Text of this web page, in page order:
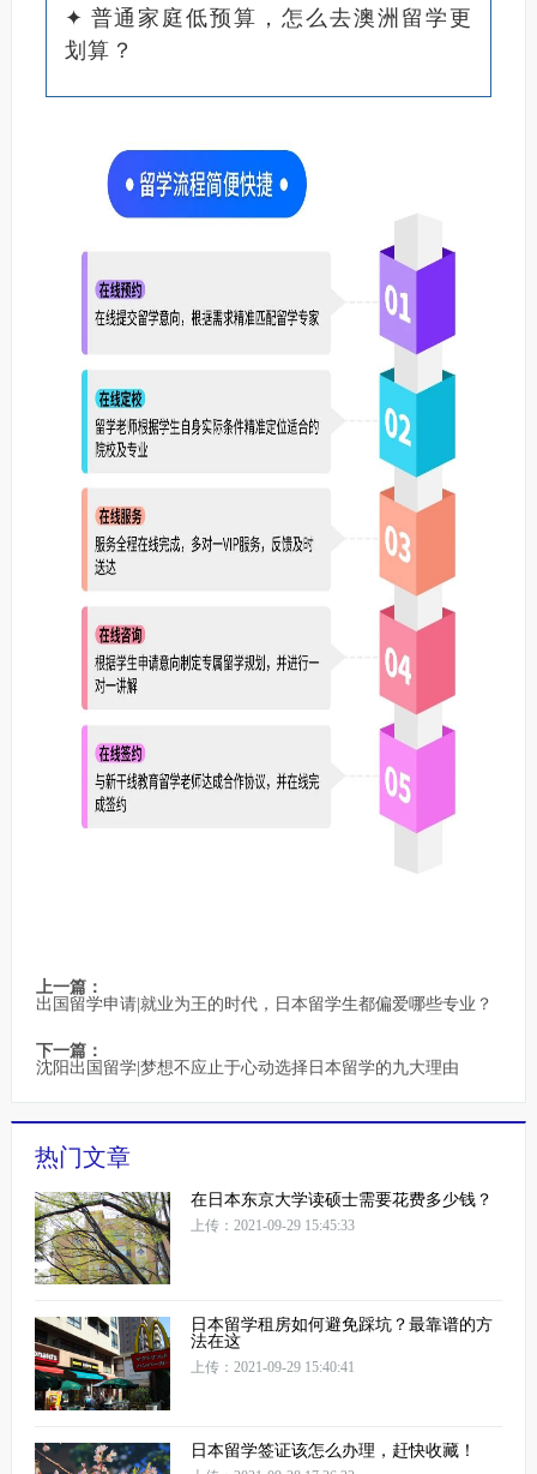
✦ 普通家庭低预算，怎么去澳洲留学更
划算？
上一篇：
出国留学申请|就业为王的时代，日本留学生都偏爱哪些专业？
下一篇：
沈阳出国留学|梦想不应止于心动选择日本留学的九大理由
热门文章
在日本东京大学读硕士需要花费多少钱？
上传：2021-09-29 15:45:33
日本留学租房如何避免踩坑？最靠谱的方
法在这
上传：2021-09-29 15:40:41
日本留学签证该怎么办理，赶快收藏！